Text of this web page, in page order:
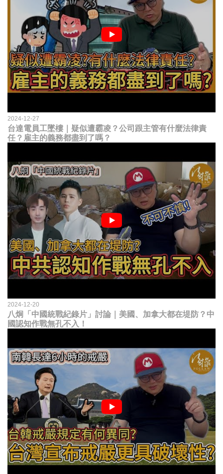
2024-12-27
台達電員工墜樓｜疑似遭霸凌？公司跟主管有什麼法律責
任？雇主的義務都盡到了嗎？
2024-12-20
八炯「中國統戰紀錄片」討論｜美國、加拿大都在堤防？中
國認知作戰無孔不入！